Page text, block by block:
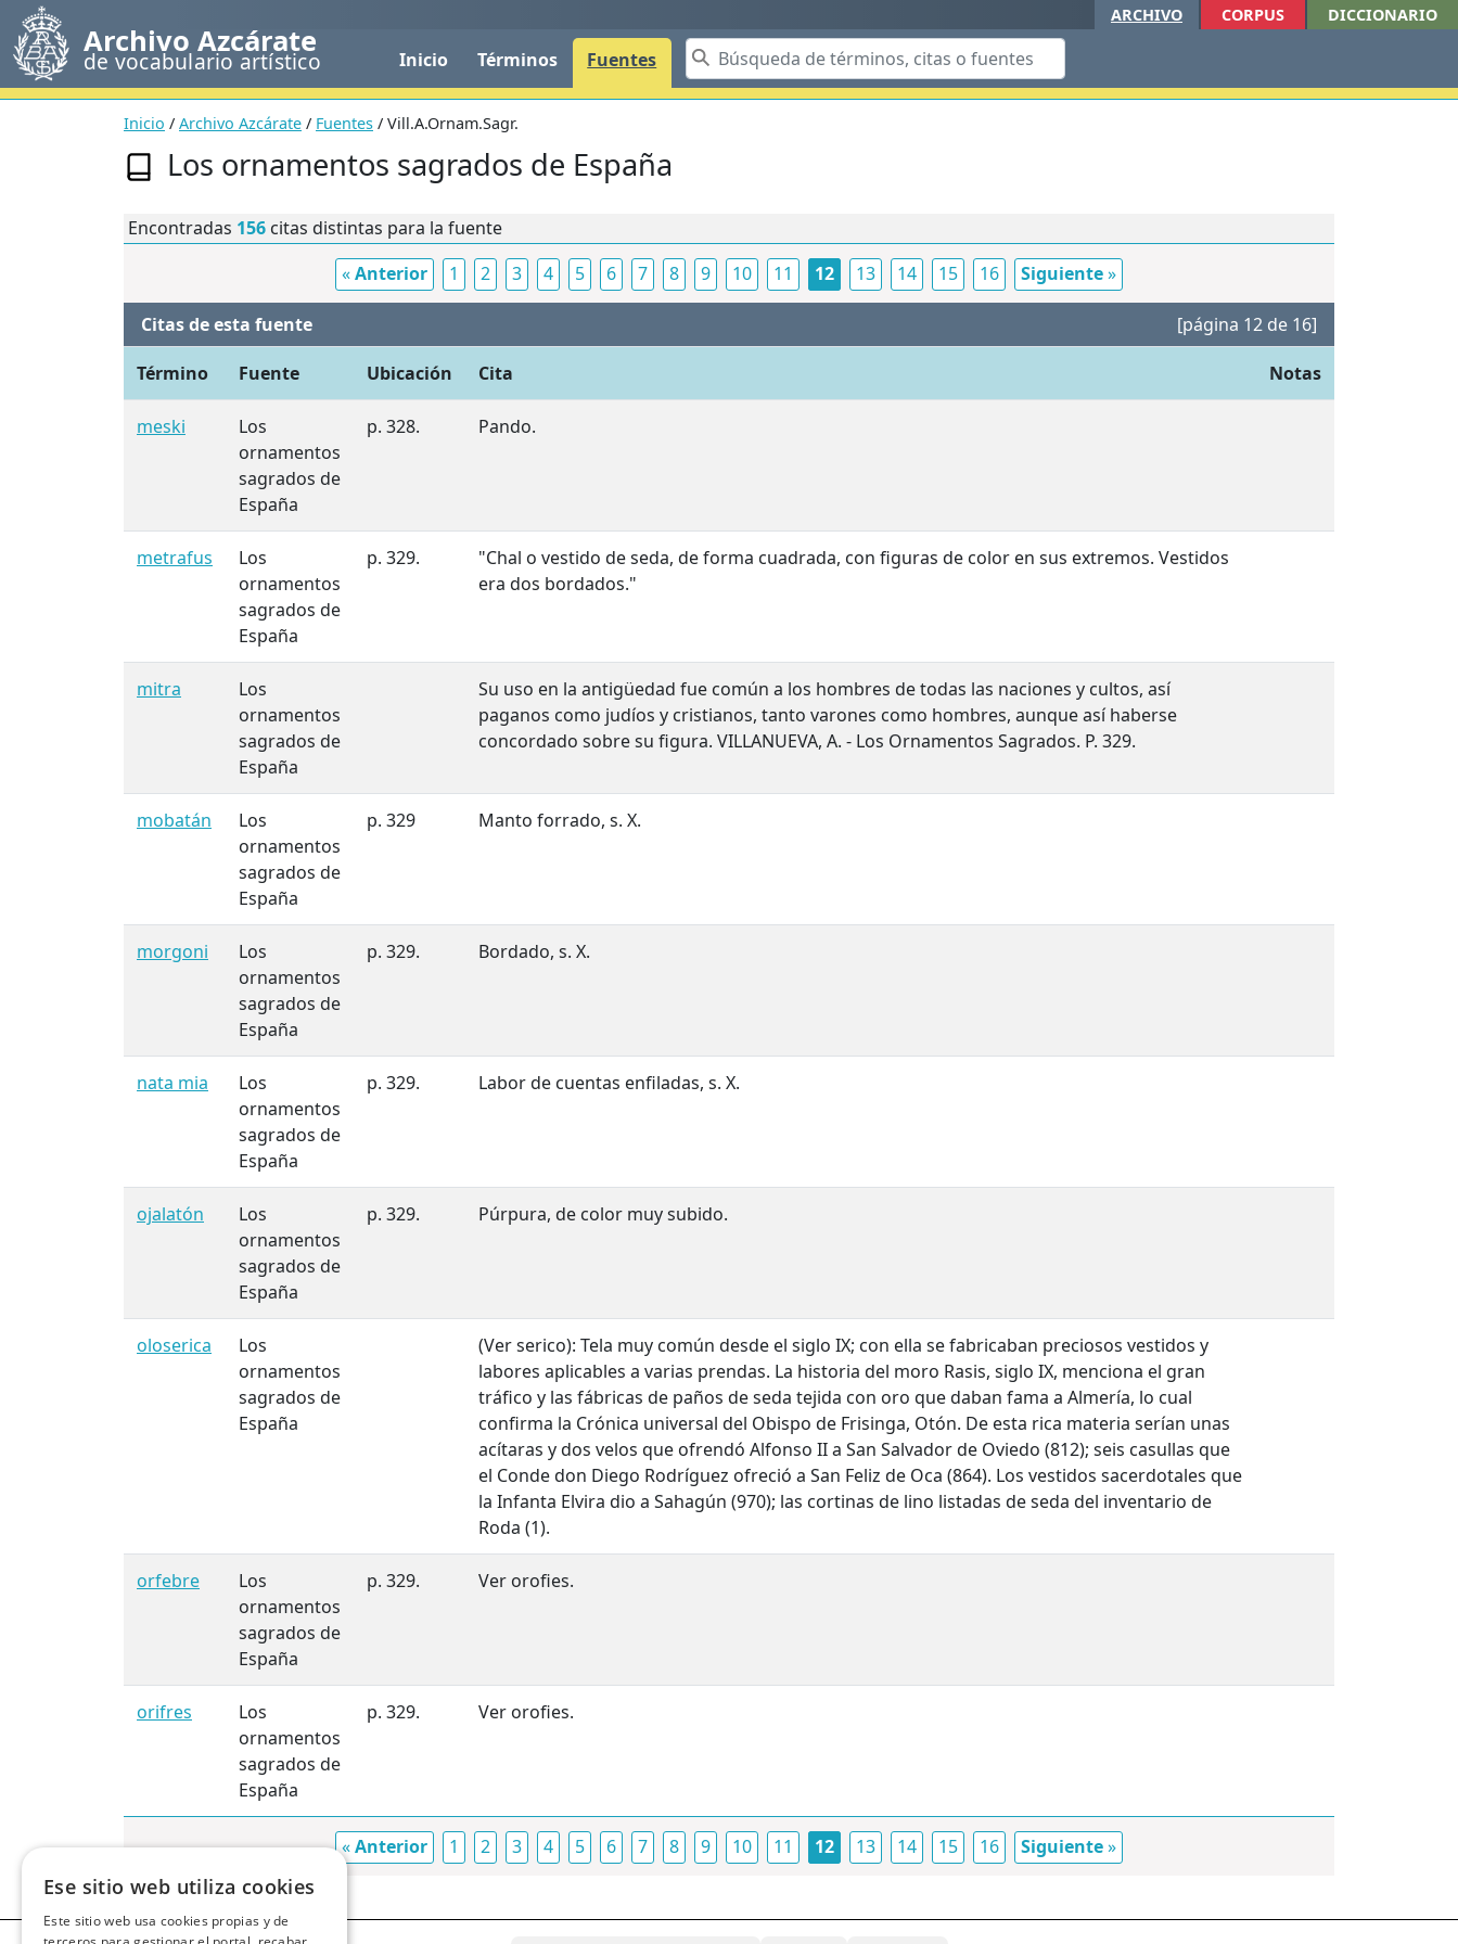
Archivo Azcárate
de vocabulario artístico Inicio Términos Fuentes
ARCHIVO CORPUS DICCIONARIO
Inicio / Archivo Azcárate / Fuentes / Vill.A.Ornam.Sagr.
Los ornamentos sagrados de España
Encontradas 156 citas distintas para la fuente
«Anterior 1 2 3 4 5 6 7 8 9 10 11 12 13 14 15 16 Siguiente»
Citas de esta fuente [página 12 de 16]
Término Fuente Ubicación Cita Notas
meski
Los
ornamentos
sagrados de
España
p. 328. Pando.
metrafus
Los
ornamentos
sagrados de
España
p. 329.
"Chal o vestido de seda, de forma cuadrada, con figuras de color en sus extremos. Vestidos
era dos bordados."
mitra
Los
ornamentos
sagrados de
España
Su uso en la antigüedad fue común a los hombres de todas las naciones y cultos, así
paganos como judíos y cristianos, tanto varones como hombres, aunque así haberse
concordado sobre su figura. VILLANUEVA, A. - Los Ornamentos Sagrados. P. 329.
mobatán
Los
ornamentos
sagrados de
España
p. 329 Manto forrado, s. X.
morgoni
Los
ornamentos
sagrados de
España
p. 329. Bordado, s. X.
nata mia
Los
ornamentos
sagrados de
España
p. 329. Labor de cuentas enfiladas, s. X.
ojalatón
Los
ornamentos
sagrados de
España
p. 329. Púrpura, de color muy subido.
oloserica
Los
ornamentos
sagrados de
España
(Ver serico): Tela muy común desde el siglo IX; con ella se fabricaban preciosos vestidos y
labores aplicables a varias prendas. La historia del moro Rasis, siglo IX, menciona el gran
tráfico y las fábricas de paños de seda tejida con oro que daban fama a Almería, lo cual
confirma la Crónica universal del Obispo de Frisinga, Otón. De esta rica materia serían unas
acítaras y dos velos que ofrendó Alfonso II a San Salvador de Oviedo (812); seis casullas que
el Conde don Diego Rodríguez ofreció a San Feliz de Oca (864). Los vestidos sacerdotales que
la Infanta Elvira dio a Sahagún (970); las cortinas de lino listadas de seda del inventario de
Roda (1).
orfebre
Los
ornamentos
sagrados de
España
p. 329. Ver orofies.
orifres
Los
ornamentos
sagrados de
España
p. 329. Ver orofies.
«Anterior 1 2 3 4 5 6 7 8 9 10 11 12 13 14 15 16 Siguiente»
Ese sitio web utiliza cookies
Este sitio web usa cookies propias y de